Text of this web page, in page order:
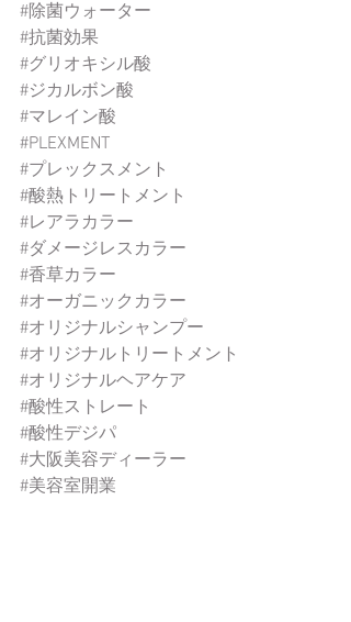
#除菌ウォーター
#抗菌効果
#グリオキシル酸
#ジカルボン酸
#マレイン酸
#PLEXMENT
#プレックスメント
#酸熱トリートメント
#レアラカラー
#ダメージレスカラー
#香草カラー
#オーガニックカラー
#オリジナルシャンプー
#オリジナルトリートメント
#オリジナルヘアケア
#酸性ストレート
#酸性デジパ
#大阪美容ディーラー
#美容室開業